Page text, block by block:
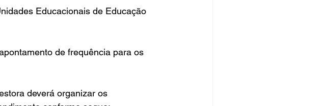
Educacionais de Educação
de frequência para os
deverá organizar os